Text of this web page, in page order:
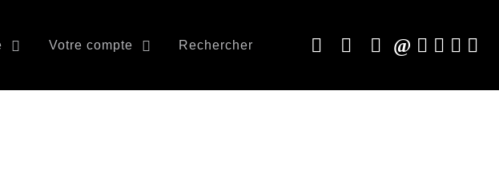
Votre compte Rechercher